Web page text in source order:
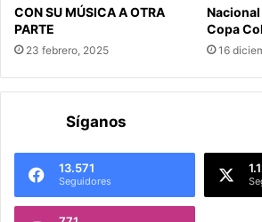
CON SU MÚSICA A OTRA
PARTE
23 febrero, 2025
Copa
16
Síganos
13.571
Seguidores